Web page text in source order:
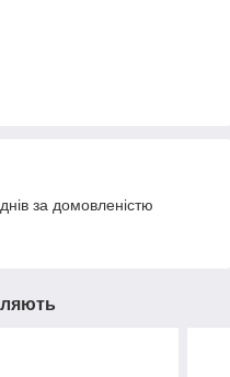
за домовленістю